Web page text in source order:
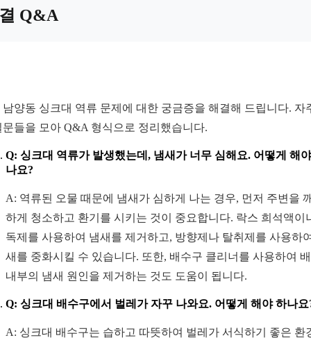
Q&A
남양동 싱크대 역류 문제에 대한 궁금증을 해결해 드립니다. 자
문들을 모아 Q&A 형식으로 정리했습니다.
Q: 싱크대 역류가 발생했는데, 냄새가 너무 심해요. 어떻게 해
나요?
A: 역류된 오물 때문에 냄새가 심하게 나는 경우, 먼저 주변을
하게 청소하고 환기를 시키는 것이 중요합니다. 락스 희석액이
독제를 사용하여 냄새를 제거하고, 방향제나 탈취제를 사용하
새를 중화시킬 수 있습니다. 또한, 배수구 클리너를 사용하여
내부의 냄새 원인을 제거하는 것도 도움이 됩니다.
Q: 싱크대 배수구에서 벌레가 자꾸 나와요. 어떻게 해야 하나요
A: 싱크대 배수구는 습하고 따뜻하여 벌레가 서식하기 좋은 환